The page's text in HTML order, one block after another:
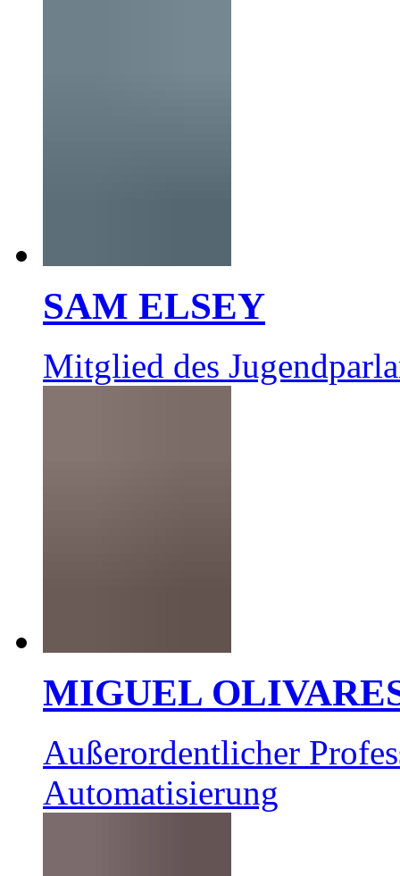
SAM ELSEY
Mitglied des
MIGUEL
Außerordentlicher
Automatisierung